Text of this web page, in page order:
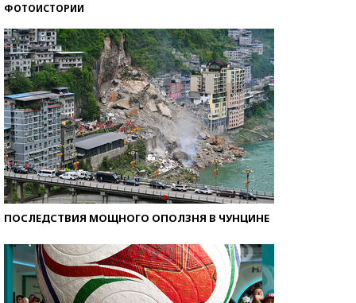
ФОТОИСТОРИИ
ПОСЛЕДСТВИЯ МОЩНОГО ОПОЛЗНЯ В ЧУНЦИНЕ